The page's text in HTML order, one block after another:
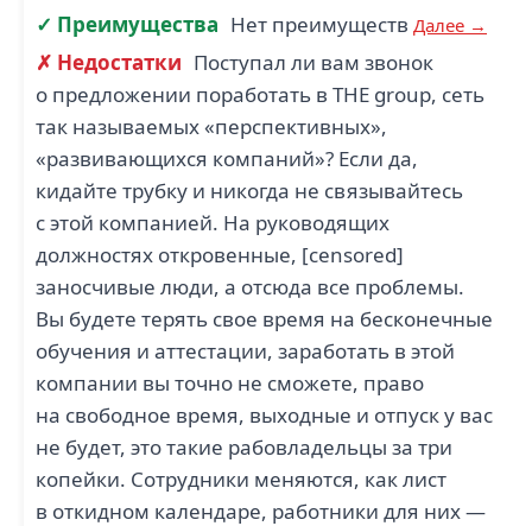
✓ Преимущества Нет преимуществ Далее →
✗ Недостатки Поступал ли вам звонок
о предложении поработать в THE group, сеть
так называемых «перспективных»,
«развивающихся компаний»? Если да,
кидайте трубку и никогда не связывайтесь
с этой компанией. На руководящих
должностях откровенные, [censored]
заносчивые люди, а отсюда все проблемы.
Вы будете терять свое время на бесконечные
обучения и аттестации, заработать в этой
компании вы точно не сможете, право
на свободное время, выходные и отпуск у вас
не будет, это такие рабовладельцы за три
копейки. Сотрудники меняются, как лист
в откидном календаре, работники для них —